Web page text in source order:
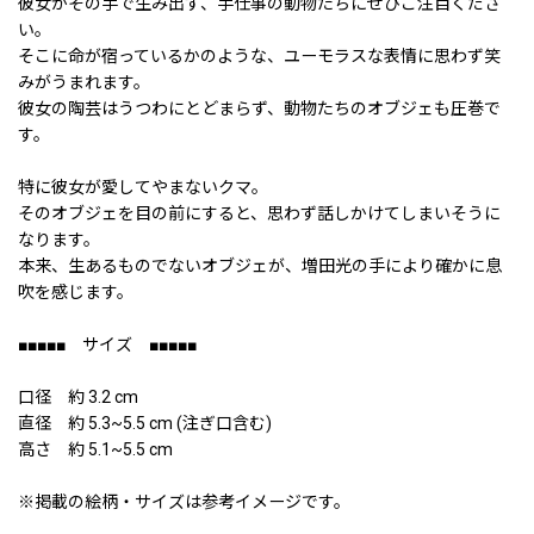
い。
そこに命が宿っているかのような、ユーモラスな表情に思わず笑
みがうまれます。
彼女の陶芸はうつわにとどまらず、動物たちのオブジェも圧巻で
す。
特に彼女が愛してやまないクマ。
そのオブジェを目の前にすると、思わず話しかけてしまいそうに
なります。
本来、生あるものでないオブジェが、増田光の手により確かに息
吹を感じます。
■■■■■ サイズ ■■■■■
口径 約 3.2 cm
直径 約 5.3~5.5 cm (注ぎ口含む)
高さ 約 5.1~5.5 cm
※掲載の絵柄・サイズは参考イメージです。